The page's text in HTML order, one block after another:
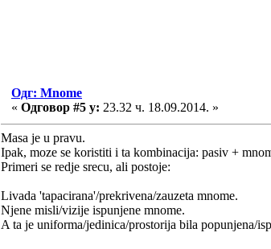
Одг: Mnome
« Одговор #5 у: 23.32 ч. 18.09.2014. »
Masa je u pravu.
Ipak, moze se koristiti i ta kombinacija: pasiv +
Primeri se redje srecu, ali postoje:
Livada 'tapacirana'/prekrivena/zauzeta mnome.
Njene misli/vizije ispunjene mnome.
A ta je uniforma/jedinica/prostorija bila popunjena/